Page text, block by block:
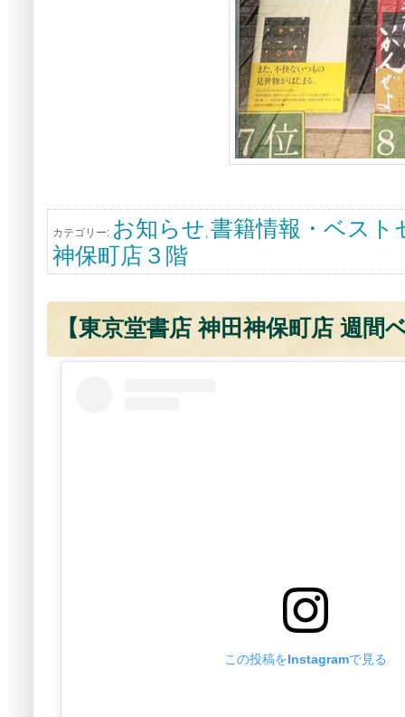
カテゴリー: お知らせ , 書籍情報・ベスト
神保町店３階
【東京堂書店 神田神保町店 週
この投稿をInstagramで見る